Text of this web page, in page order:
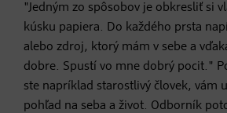
"Jedným zo spôsobov je obkresliť si
kúsku papiera. Do každého prsta
alebo zdroj, ktorý mám v sebe a
dobre. Spustí vo mne dobrý pocit."
ste napríklad starostlivý človek, vám
pohľad na seba a život. Odborník